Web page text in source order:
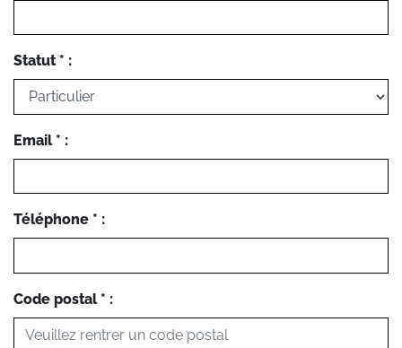
Statut * :
Email * :
Téléphone * :
Code postal * :